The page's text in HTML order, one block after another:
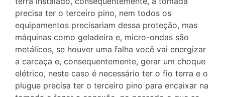
precisa ter o terceiro pino, nem todos os
equipamentos precisariam dessa proteção, mas
máquinas como geladeira e, micro-ondas são
metálicos, se houver uma falha você vai energizar
a carcaça e, consequentemente, gerar um choque
elétrico, neste caso é necessário ter o fio terra e o
plugue precisa ter o terceiro pino para encaixar na